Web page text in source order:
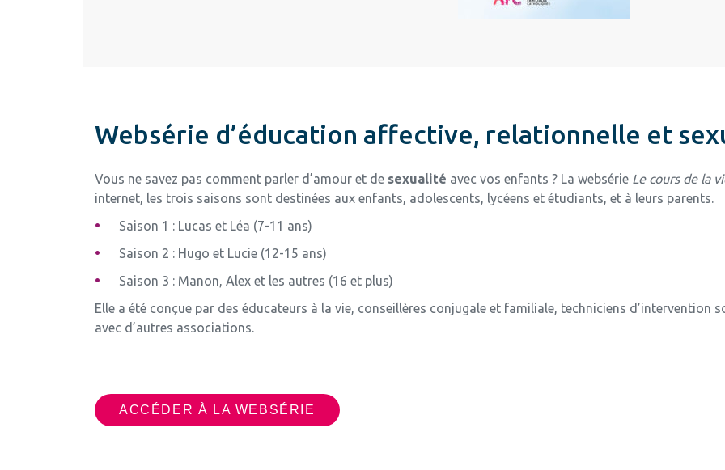
Websérie d’éducation affective, relationnelle et
Vous ne savez pas comment parler d’amour et de sexualité avec vos enfants ? La websérie Le cours de la
internet, les trois saisons sont destinées aux enfants, adolescents, lycéens et étudiants, et à leurs parents.
Saison 1 : Lucas et Léa (7-11 ans)
Saison 2 : Hugo et Lucie (12-15 ans)
Saison 3 : Manon, Alex et les autres (16 et plus)
Elle a été conçue par des éducateurs à la vie, conseillères conjugale et familiale, techniciens d’intervention
avec d’autres associations.
ACCÉDER À LA WEBSÉRIE